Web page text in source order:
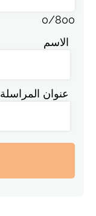
0/800
الاسم
عنوان المراسلة